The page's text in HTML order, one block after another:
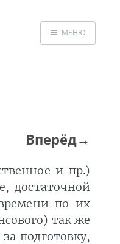
Консалтинг
Обратная связь
МЕНЮ
Вперёд→
и пр.)
достаточной
по их
так же
подготовку,